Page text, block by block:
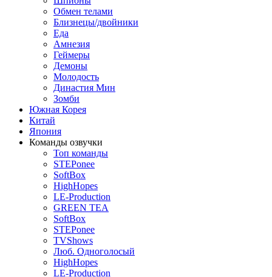
Обмен телами
Близнецы/двойники
Еда
Амнезия
Геймеры
Демоны
Молодость
Династия Мин
Зомби
Южная Корея
Китай
Япония
Команды озвучки
Топ команды
STEPonee
SoftBox
HighHopes
LE-Production
GREEN TEA
SoftBox
STEPonee
TVShows
Люб. Одноголосый
HighHopes
LE-Production